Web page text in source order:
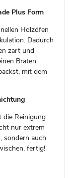
Plus Form
Holzöfen
Dadurch
zart und
Braten
mit dem
die Reinigung
nur extrem
sondern auch
fertig!